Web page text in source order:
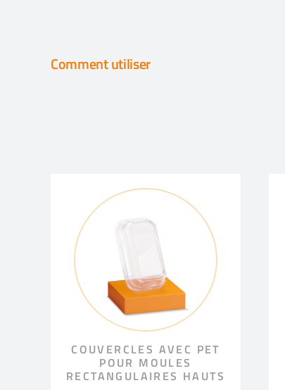
Comment utiliser
COUVERCLES AVEC PET
POUR MOULES
RECTANGULAIRES HAUTS